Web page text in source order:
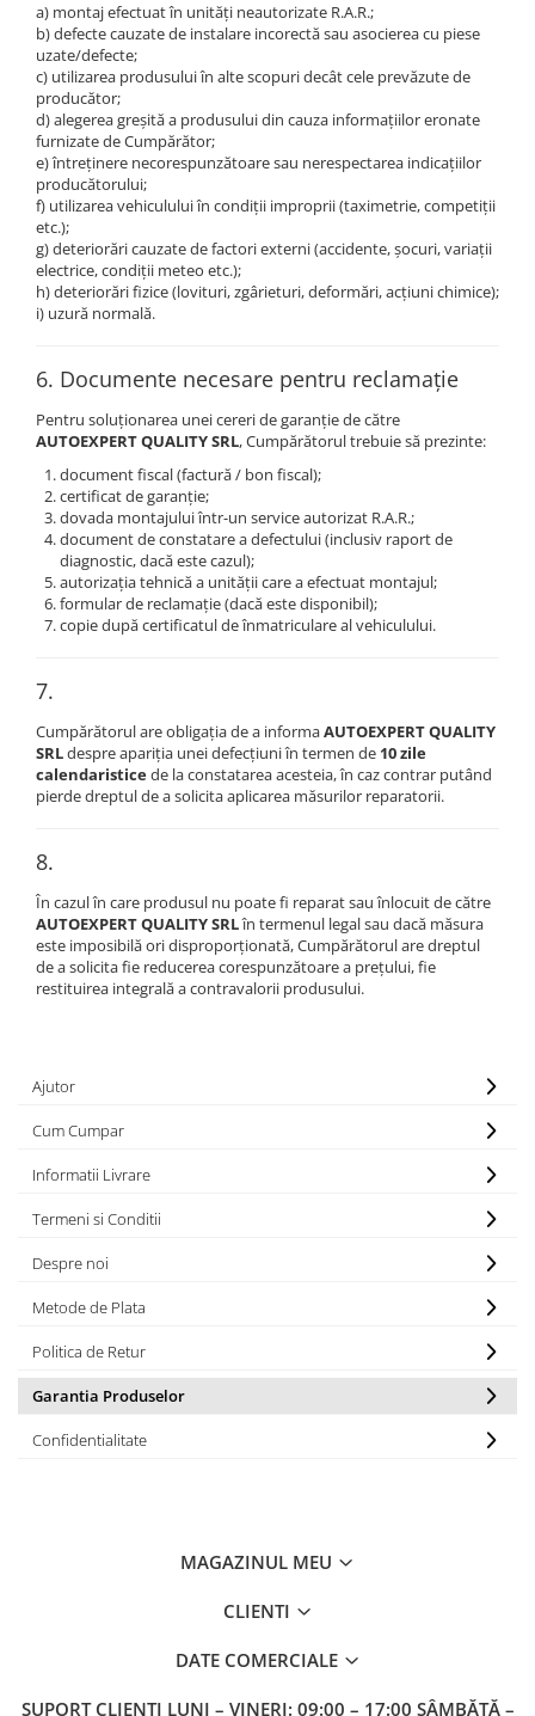
a) montaj efectuat în unități neautorizate R.A.R.;
b) defecte cauzate de instalare incorectă sau asocierea cu piese
uzate/defecte;
c) utilizarea produsului în alte scopuri decât cele prevăzute de
producător;
d) alegerea greșită a produsului din cauza informațiilor eronate
furnizate de Cumpărător;
e) întreținere necorespunzătoare sau nerespectarea indicațiilor
producătorului;
f) utilizarea vehiculului în condiții improprii (taximetrie, competiții
etc.);
g) deteriorări cauzate de factori externi (accidente, șocuri, variații
electrice, condiții meteo etc.);
h) deteriorări fizice (lovituri, zgârieturi, deformări, acțiuni chimice);
i) uzură normală.
6. Documente necesare pentru reclamație
Pentru soluționarea unei cereri de garanție de către
AUTOEXPERT QUALITY SRL, Cumpărătorul trebuie să prezinte:
document fiscal (factură / bon fiscal);
certificat de garanție;
dovada montajului într-un service autorizat R.A.R.;
document de constatare a defectului (inclusiv raport de
diagnostic, dacă este cazul);
autorizația tehnică a unității care a efectuat montajul;
formular de reclamație (dacă este disponibil);
copie după certificatul de înmatriculare al vehiculului.
7.
Cumpărătorul are obligația de a informaAUTOEXPERT QUALITY
SRLdespre apariția unei defecțiuni în termen de 10 zile
calendaristicede la constatarea acesteia, în caz contrar putând
pierde dreptul de a solicita aplicarea măsurilor reparatorii.
8.
În cazul în care produsul nu poate fi reparat sau înlocuit de către
AUTOEXPERT QUALITY SRLîn termenul legal sau dacă măsura
este imposibilă ori disproporționată, Cumpărătorul are dreptul
de a solicita fie reducerea corespunzătoare a prețului, fie
restituirea integrală a contravalorii produsului.
Ajutor
Cum Cumpar
Informatii Livrare
Termeni si Conditii
Despre noi
Metode de Plata
Politica de Retur
Garantia Produselor
Confidentialitate
MAGAZINUL MEU
CLIENTI
DATE COMERCIALE
SUPORT CLIENTI LUNI – VINERI: 09:00 – 17:00 SÂMBĂTĂ –